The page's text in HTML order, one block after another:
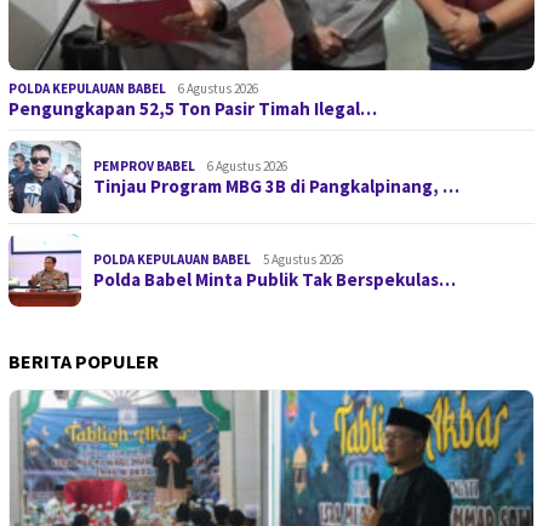
POLDA KEPULAUAN BABEL 6 Agustus 2026
Pengungkapan 52,5 Ton Pasir Timah Ilegal…
PEMPROV BABEL 6 Agustus 2026
Tinjau Program MBG 3B di Pangkalpinang, …
POLDA KEPULAUAN BABEL 5 Agustus 2026
Polda Babel Minta Publik Tak Berspekulas…
BERITA POPULER